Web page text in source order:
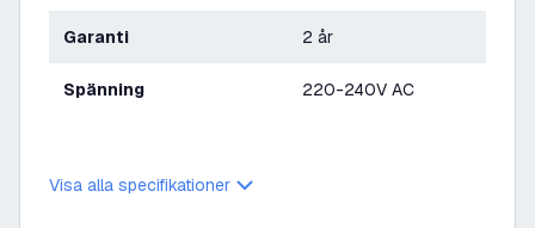
Garanti 2 år
Spänning 220-240V AC
Visa alla specifikationer